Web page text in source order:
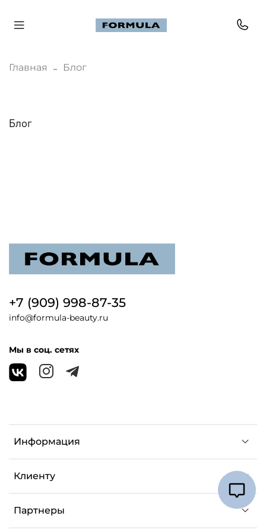
Главная Блог
Блог
Информация
Клиенту
Партнеры
+7 (909) 998-87-35
info@formula-beauty.ru
Мы в соц. сетях